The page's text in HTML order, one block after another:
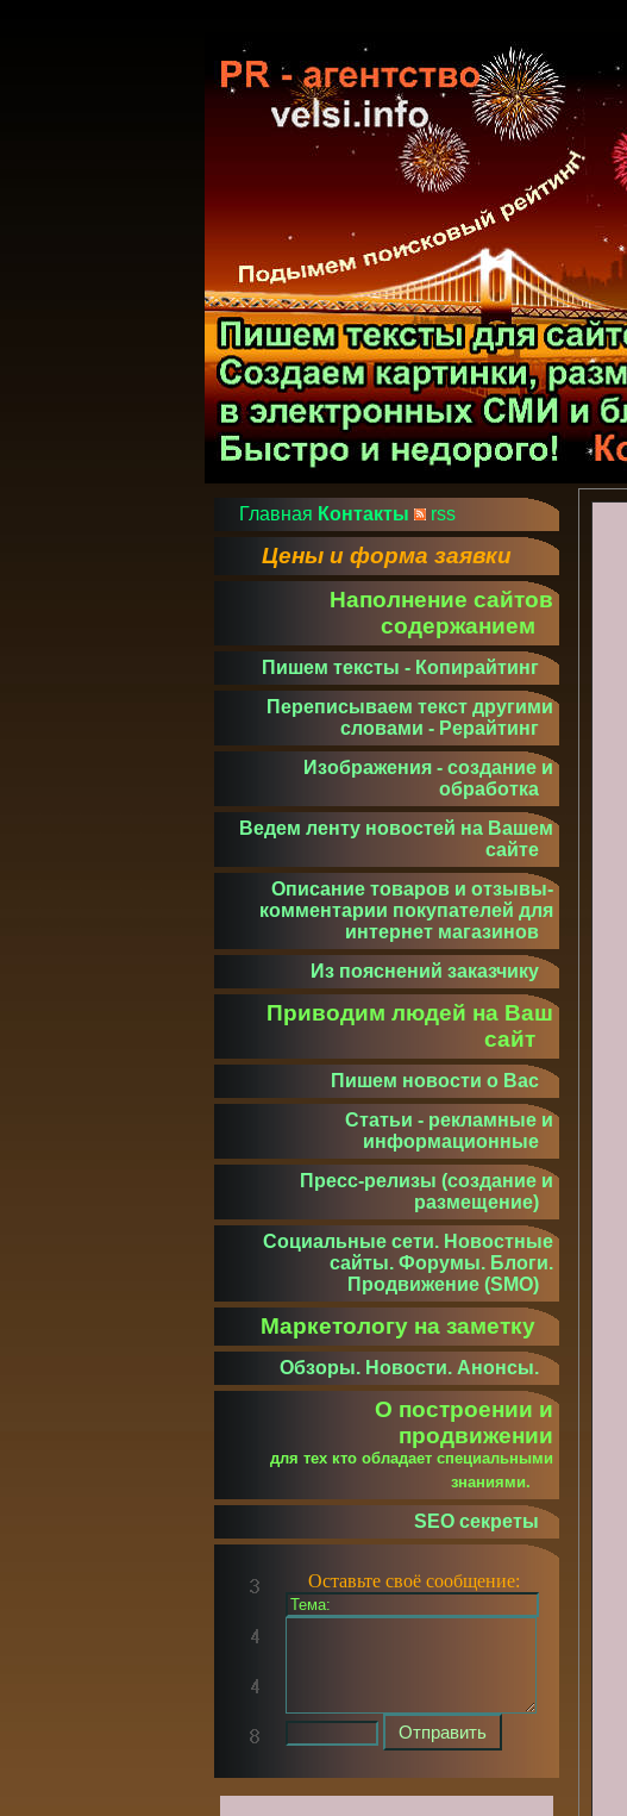
Главная Контакты rss
Цены и форма заявки
Наполнение сайтов
содержанием
Пишем тексты - Копирайтинг
Переписываем текст другими
словами - Рерайтинг
Изображения - создание и
обработка
Ведем ленту новостей на Вашем
сайте
Описание товаров и отзывы-
комментарии покупателей для
интернет магазинов
Из пояснений заказчику
Приводим людей на Ваш
сайт
Пишем новости о Вас
Статьи - рекламные и
информационные
Пресс-релизы (создание и
размещение)
Социальные сети. Новостные
сайты. Форумы. Блоги.
Продвижение (SMO)
Маркетологу на заметку
Обзоры. Новости. Анонсы.
О построении и
продвижении
для тех кто обладает специальными
знаниями.
SEO секреты
Оставьте своё сообщение: